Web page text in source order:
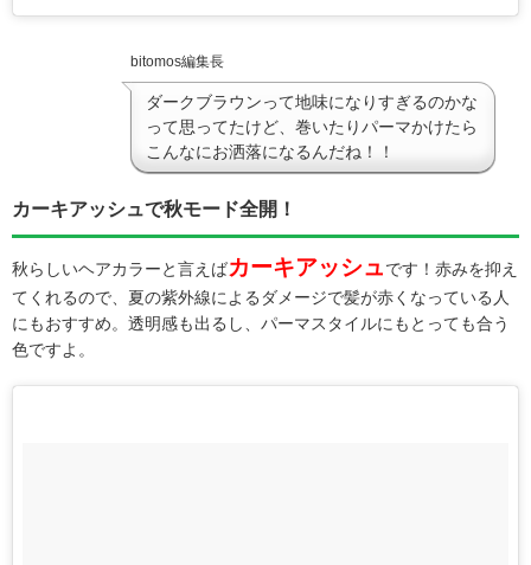
bitomos編集長
ダークブラウンって地味になりすぎるのかな
って思ってたけど、巻いたりパーマかけたら
こんなにお洒落になるんだね！！
カーキアッシュで秋モード全開！
秋らしいヘアカラーと言えばカーキアッシュです！赤みを抑え
てくれるので、夏の紫外線によるダメージで髪が赤くなっている人
にもおすすめ。透明感も出るし、パーマスタイルにもとっても合う
色ですよ。